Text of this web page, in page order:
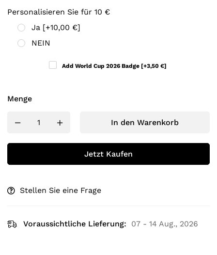
Personalisieren Sie für 10 €
Ja [+10,00 €]
NEIN
Add World Cup 2026 Badge [+3,50 €]
Menge
In den Warenkorb
Jetzt Kaufen
Stellen Sie eine Frage
Voraussichtliche Lieferung: 07 - 14 Aug., 2026